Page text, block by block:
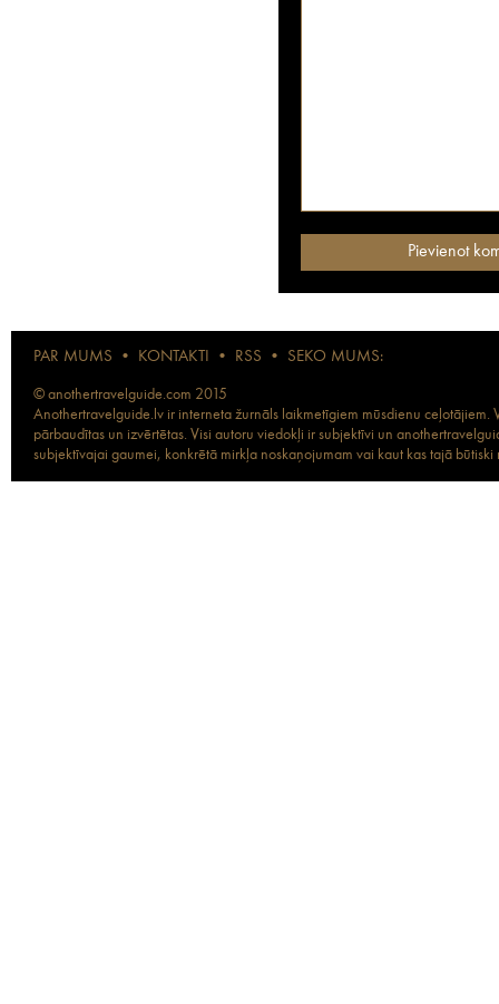
PAR MUMS • KONTAKTI • RSS • SEKO MUMS:
© anothertravelguide.com 2015
Anothertravelguide.lv ir interneta žurnāls laikmetīgiem mūsdienu
pārbaudītas un izvērtētas. Visi autoru viedokļi ir subjektīvi un
subjektīvajai gaumei, konkrētā mirkļa noskaņojumam vai kaut kas tajā